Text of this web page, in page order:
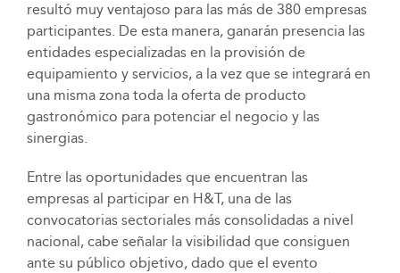
resultó muy ventajoso para las más de 380 empresas
participantes. De esta manera, ganarán presencia las
entidades especializadas en la provisión de
equipamiento y servicios, a la vez que se integrará en
una misma zona toda la oferta de producto
gastronómico para potenciar el negocio y las
sinergias.
Entre las oportunidades que encuentran las
empresas al participar en H&T, una de las
convocatorias sectoriales más consolidadas a nivel
nacional, cabe señalar la visibilidad que consiguen
ante su público objetivo, dado que el evento